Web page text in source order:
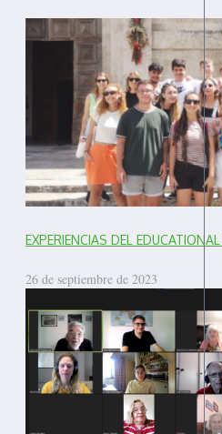
EXPERIENCIAS DEL
26 de septiembre de 2023